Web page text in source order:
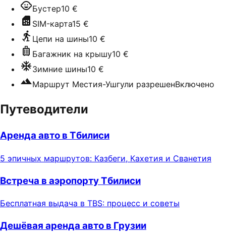
Бустер10 €
SIM-карта15 €
Цепи на шины10 €
Багажник на крышу10 €
Зимние шины10 €
Маршрут Местия-Ушгули разрешенВключено
Путеводители
Аренда авто в Тбилиси
5 эпичных маршрутов: Казбеги, Кахетия и Сванетия
Встреча в аэропорту Тбилиси
Бесплатная выдача в TBS: процесс и советы
Дешёвая аренда авто в Грузии